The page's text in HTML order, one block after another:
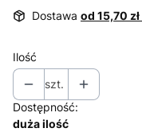
Dostawa od 15,70 zł
Ilość
szt.
Dostępność:
duża ilość